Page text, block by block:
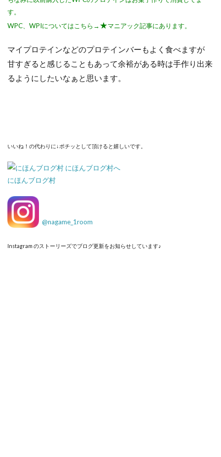
す。
WPC、WPIについてはこちら→★マニアック記事にあります。
マイプロテインなどのプロテインバーもよく食べますが
甘すぎると感じることもあって余裕がある時は手作り出来
るようにしたいなぁと思います。
いいね！の代わりに↓ポチッとして頂けると嬉しいです。
にほんブログ村
@nagame_1room
Instagram のストーリーズでブログ更新をお知らせしています♪